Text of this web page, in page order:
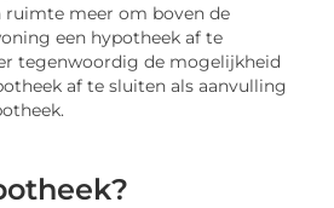
ruimte meer om boven de
een hypotheek af te
tegenwoordig de mogelijkheid
af te sluiten als aanvulling